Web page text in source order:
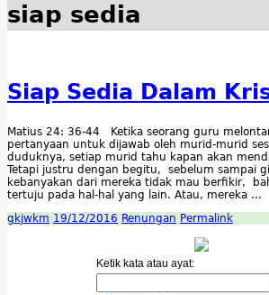
siap sedia
Siap Sedia Dalam
Matius 24: 36-44 Ketika seorang guru
pertanyaan untuk dijawab oleh murid-murid
duduknya, setiap murid tahu kapan akan
Tetapi justru dengan begitu, sebelum sampai
kebanyakan dari mereka tidak mau berfikir,
tertuju pada hal-hal yang lain. Atau, mereka …
gkjwkm 19/12/2016 Renungan Permalink
Ketik kata atau ayat: